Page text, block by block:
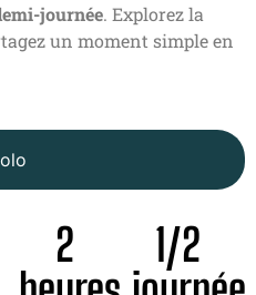
journée. Explorez la
un moment simple en
2
1/2